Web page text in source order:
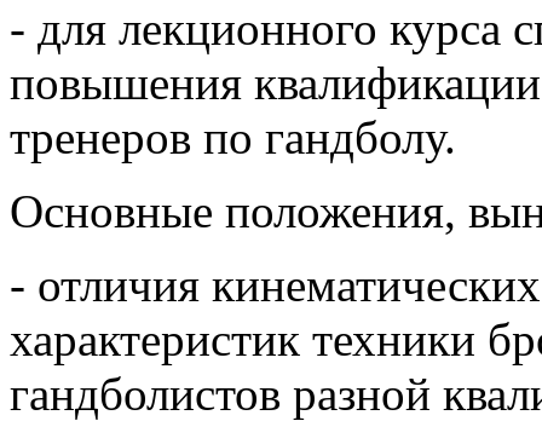
- для лекционного курса
повышения
тренеров по гандболу.
Основные положения,
- отличия
характеристик техники
гандболистов разной